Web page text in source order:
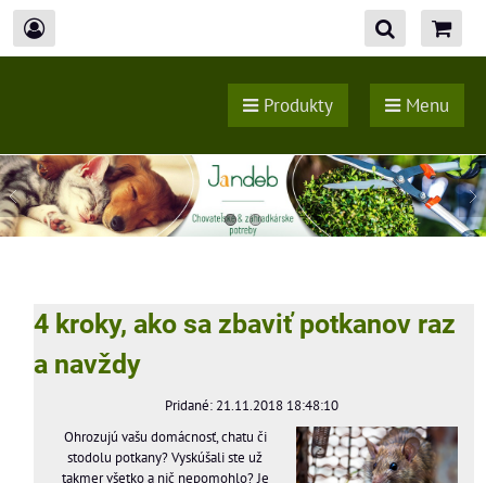
Produkty Menu
4 kroky, ako sa zbaviť potkanov raz
a navždy
Pridané: 21.11.2018 18:48:10
Ohrozujú vašu domácnosť, chatu či
stodolu potkany? Vyskúšali ste už
takmer všetko a nič nepomohlo? Je